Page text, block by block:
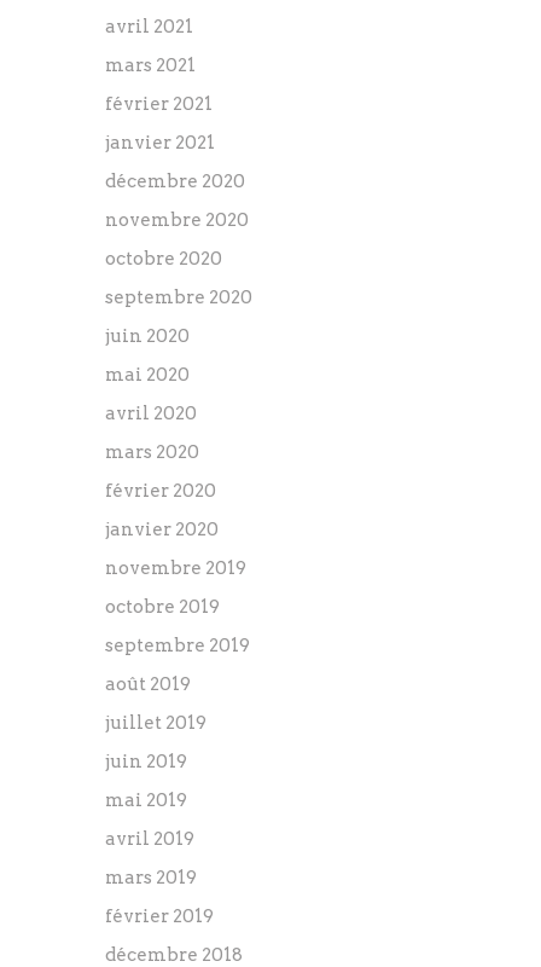
avril 2021
mars 2021
février 2021
janvier 2021
décembre 2020
novembre 2020
octobre 2020
septembre 2020
juin 2020
mai 2020
avril 2020
mars 2020
février 2020
janvier 2020
novembre 2019
octobre 2019
septembre 2019
août 2019
juillet 2019
juin 2019
mai 2019
avril 2019
mars 2019
février 2019
décembre 2018